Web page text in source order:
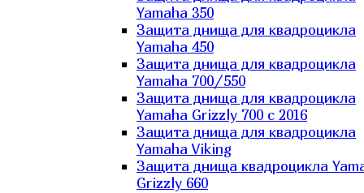
Yamaha 350
Защита днища для квадроцикла
Yamaha 450
Защита днища для квадроцикла
Yamaha 700/550
Защита днища для квадроцикла
Yamaha Grizzly 700 с 2016
Защита днища для квадроцикла
Yamaha Viking
Защита днища квадроцикла
Grizzly 660